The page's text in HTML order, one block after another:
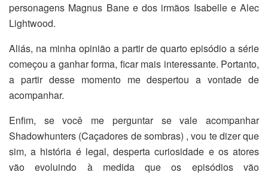
personagens Magnus Bane e dos irmãos Isabelle e Alec
Lightwood.
Aliás, na minha opinião a partir de quarto episódio a série
começou a ganhar forma, ficar mais interessante. Portanto,
a partir desse momento me despertou a vontade de
acompanhar.
Enfim, se você me perguntar se vale acompanhar
Shadowhunters (Caçadores de sombras) , vou te dizer que
sim, a história é legal, desperta curiosidade e os atores
vão evoluindo à medida que os episódios vão